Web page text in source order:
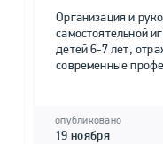
Организация и
самостоятельной
детей 6-7 лет,
современные
опубликовано
19 ноября